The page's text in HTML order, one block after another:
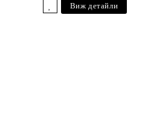
Виж детайли